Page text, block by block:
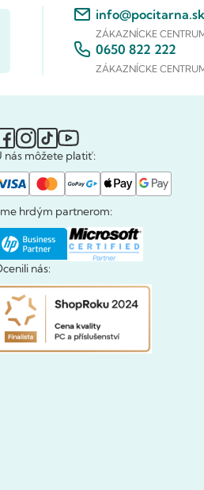
info@pocitarna.sk
ZÁKAZNÍCKE
0650 822 222
ZÁKAZNÍCKE
nás môžete platiť:
hrdým partnerom:
nás: